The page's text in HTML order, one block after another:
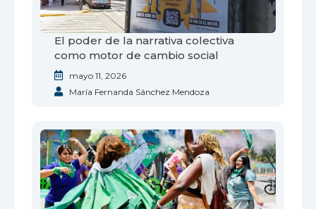
El poder de la narrativa colectiva
como motor de cambio social
mayo 11, 2026
María Fernanda Sánchez Mendoza